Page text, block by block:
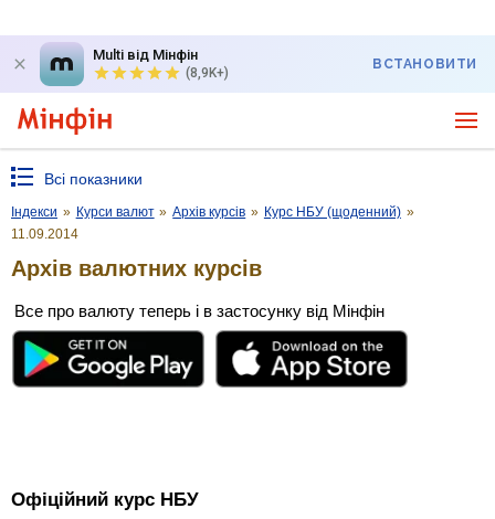
Multi від Мінфін
(8,9K+)
ВСТАНОВИТИ
Всі показники
Індекси » Курси валют » Архів курсів » Курс НБУ (щоденний) »
11.09.2014
Архів валютних курсів
Все про валюту теперь і в застосунку від Мінфін
Офіційний курс НБУ